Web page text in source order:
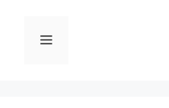
springen
Menü